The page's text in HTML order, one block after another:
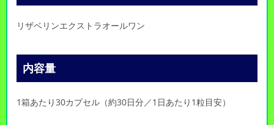
リザベリンエクストラオールワン
内容量
1箱あたり30カプセル（約30日分／1日あたり1粒目安）